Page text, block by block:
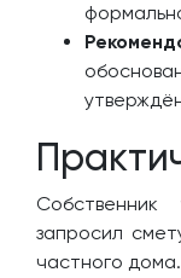
запросил
частного